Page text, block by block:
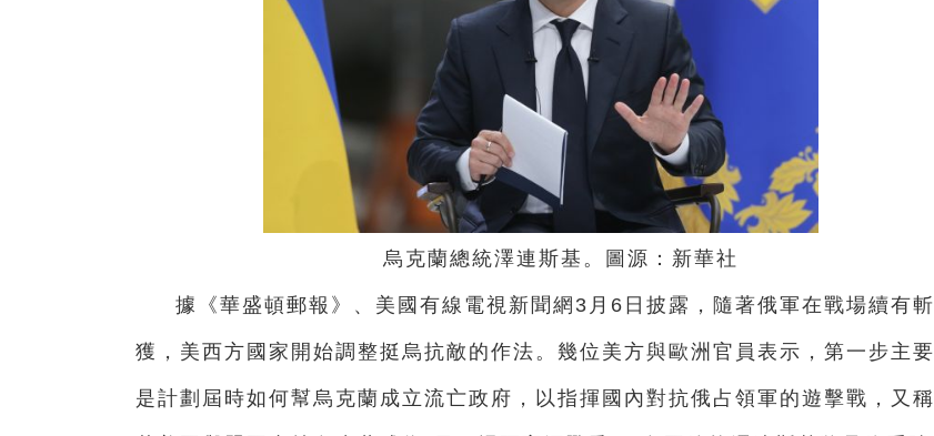
烏克蘭總統澤連斯基。圖源：新華社
據《華盛頓郵報》、美國有線電視新聞網3月6日披露，隨著俄軍在戰場續有斬
獲，美西方國家開始調整挺烏抗敵的作法。幾位美方與歐洲官員表示，第一步主要
是計劃屆時如何幫烏克蘭成立流亡政府，以指揮國內對抗俄占領軍的遊擊戰，又稱